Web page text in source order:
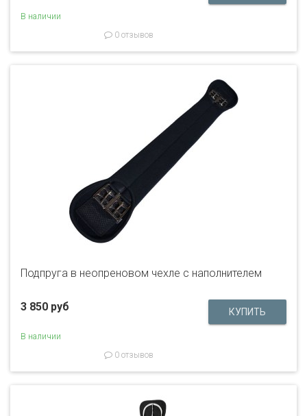
В наличии
0 отзывов
Подпруга в неопреновом чехле с наполнителем
3 850 руб
В наличии
0 отзывов